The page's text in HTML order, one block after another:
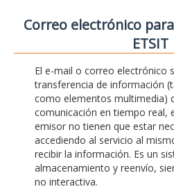
Correo electrónico
ETSIT
El e-mail o correo electrónico
transferencia de información
como elementos multimedia)
comunicación en tiempo real,
emisor no tienen que estar
accediendo al servicio al
recibir la información. Es un
almacenamiento y reenvío,
no interactiva.